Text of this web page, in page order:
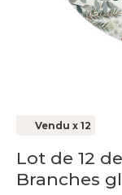
Vendu x 12
Lot de 12
Branches